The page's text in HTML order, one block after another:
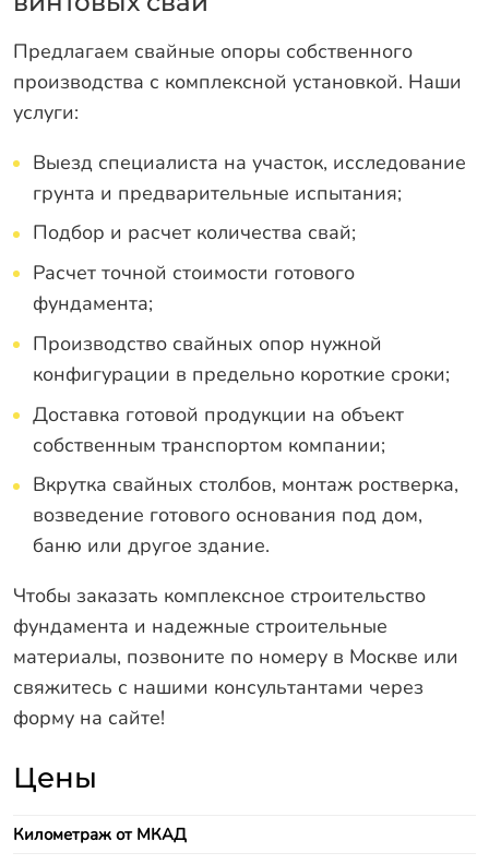
Предлагаем свайные опоры собственного
производства с комплексной установкой. Наши
услуги:
Выезд специалиста на участок, исследование
грунта и предварительные испытания;
Подбор и расчет количества свай;
Расчет точной стоимости готового
фундамента;
Производство свайных опор нужной
конфигурации в предельно короткие сроки;
Доставка готовой продукции на объект
собственным транспортом компании;
Вкрутка свайных столбов, монтаж ростверка,
возведение готового основания под дом,
баню или другое здание.
Чтобы заказать комплексное строительство
фундамента и надежные строительные
материалы, позвоните по номеру в Москве или
свяжитесь с нашими консультантами через
форму на сайте!
Цены
Километраж от МКАД